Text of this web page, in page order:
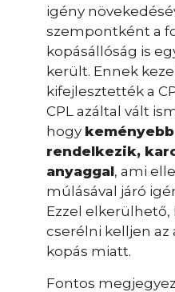
igény
szempontként a
kopásállóság is
került. Ennek
kifejlesztették a
CPL azáltal vált
hogy
rendelkezik,
anyaggal, ami
múlásával járó
Ezzel
cserélni kelljen az
kopás miatt.
Fontos